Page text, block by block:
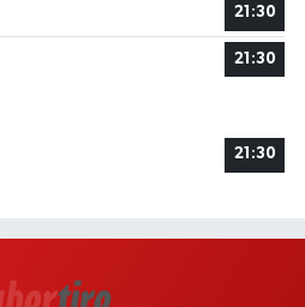
21:30
21:30
21:30